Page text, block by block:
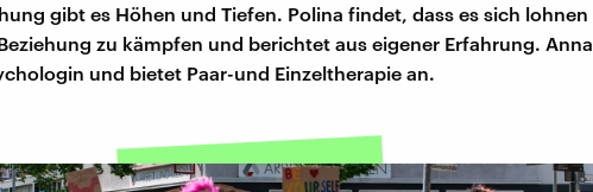
gibt es Höhen und Tiefen. Polina findet, dass es sich lohnen
zu kämpfen und berichtet aus eigener Erfahrung. Anna
und bietet Paar-und Einzeltherapie an.